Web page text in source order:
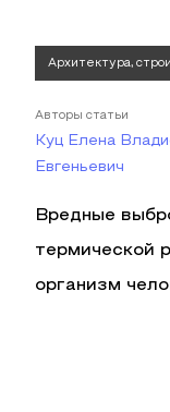
Архитектура,
Авторы статьи
Куц Елена
Евгеньевич
Вредные
термической
организм